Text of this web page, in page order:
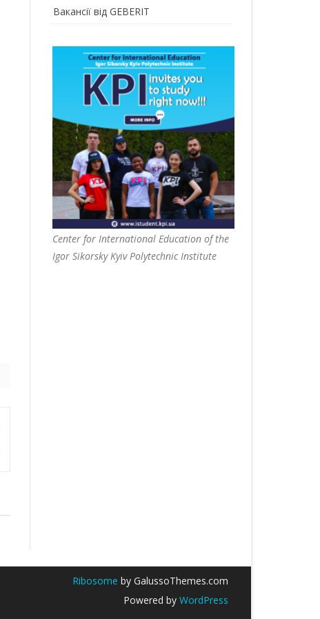
Вакансії від GEBERIT
Center for International Education of the
Igor Sikorsky Kyiv Polytechnic Institute
Ribosome by GalussoThemes.com
Powered by WordPress